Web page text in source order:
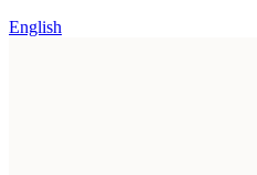
English